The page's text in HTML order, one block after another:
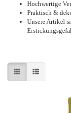
Hochwertige
Praktisch &
Unsere Artikel